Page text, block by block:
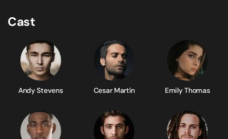
Cast
Andy Stevens Cesar Martín Emily Thomas